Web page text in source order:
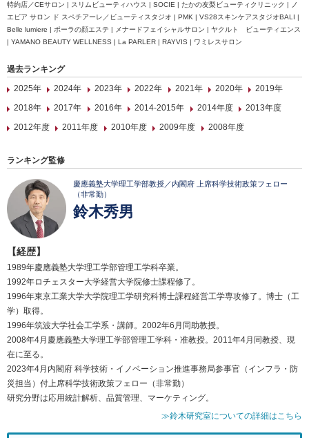
特約店／CEサロン | スリムビューティハウス | SOCIE | たかの友梨ビューティクリニック | ノ
エビア サロン ド スペチアーレ／ビューティスタジオ | PMK | VS28スキンケアスタジオBALI |
Belle lumiere | ポーラの顔エステ | メナードフェイシャルサロン | ヤクルト ビューティエンス
| YAMANO BEAUTY WELLNESS | La PARLER | RAYVIS | ワミレスサロン
過去ランキング
2025年
2024年 2023年 2022年 2021年 2020年
2019年
2018年
2017年 2016年 2014-2015年 2014年度
2013年度
2012年度
2011年度 2010年度 2009年度 2008年度
ランキング監修
慶應義塾大学理工学部教授／内閣府 上席科学技術政策フェロー
（非常勤）
鈴木秀男
【経歴】
1989年慶應義塾大学理工学部管理工学科卒業。
1992年ロチェスター大学経営大学院修士課程修了。
1996年東京工業大学大学院理工学研究科博士課程経営工学専攻修了。博士（工
学）取得。
1996年筑波大学社会工学系・講師。2002年6月同助教授。
2008年4月慶應義塾大学理工学部管理工学科・准教授。2011年4月同教授、現
在に至る。
2023年4月内閣府 科学技術・イノベーション推進事務局参事官（インフラ・防
災担当）付上席科学技術政策フェロー（非常勤）
研究分野は応用統計解析、品質管理、マーケティング。
≫鈴木研究室についての詳細はこちら